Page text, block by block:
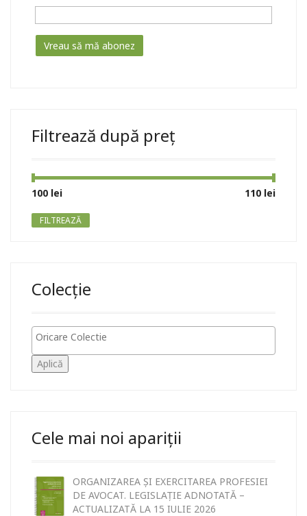
Filtrează după preț
Preț
Preț
FILTREAZĂ
100 lei 110 lei
Colecție
Aplică
Cele mai noi apariții
ORGANIZAREA ȘI EXERCITAREA PROFESIEI
DE AVOCAT. LEGISLAȚIE ADNOTATĂ –
ACTUALIZATĂ LA 15 IULIE 2026